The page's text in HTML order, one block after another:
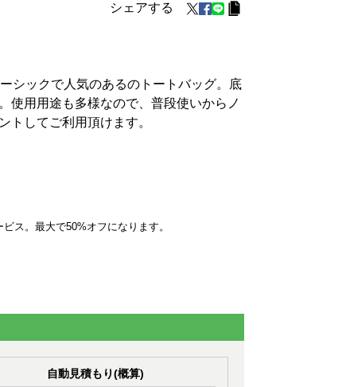
シェアする
シックで人気のあるのトートバッグ。底
使用用途も多様なので、普段使いからノ
トしてご利用頂けます。
ス。最大で50%オフになります。
自動見積もり(概算)